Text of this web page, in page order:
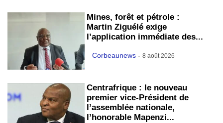
Mines, forêt et pétrole :
Martin Ziguélé exige
l’application immédiate des...
Corbeaunews - 8 août 2026
Centrafrique : le nouveau
premier vice-Président de
l’assemblée nationale,
l’honorable Mapenzi...